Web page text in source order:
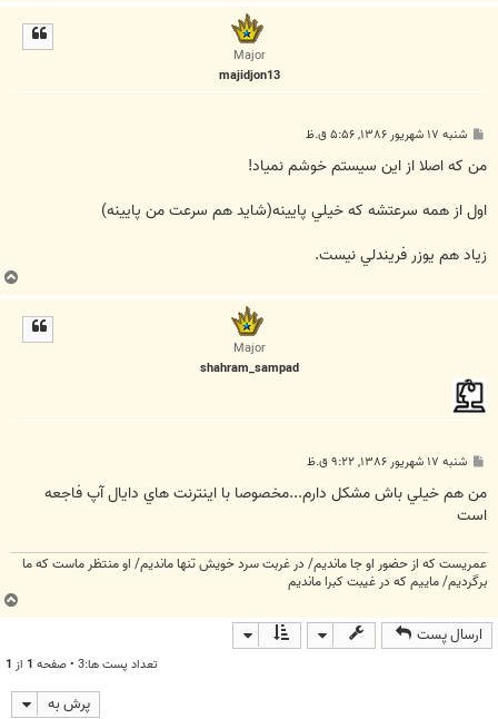
Major
majidjon13
ت
شنبه ۱۷ شهریور ۱۳۸۶, ۵:۵۶ ق.ظ
من که اصلا از اين سيستم خوشم نمياد!
اول از همه سرعتشه که خيلي پايينه(شايد هم سرعت من پايينه)
زياد هم يوزر فريندلي نيست.
Major
shahram_sampad
ت
شنبه ۱۷ شهریور ۱۳۸۶, ۹:۲۲ ق.ظ
من هم خيلي باش مشكل دارم...مخصوصا با اينترنت هاي دايال آپ فاجعه
است
عمریست که از حضور او جا ماندیم/ در غربت سرد خویش تنها ماندیم/ او منتظر ماست که ما
برگردیم/ ماییم که در غیبت کبرا ماندیم
ارسال پست
تعداد پست ها:3 • صفحه 1 از 1
پرش به